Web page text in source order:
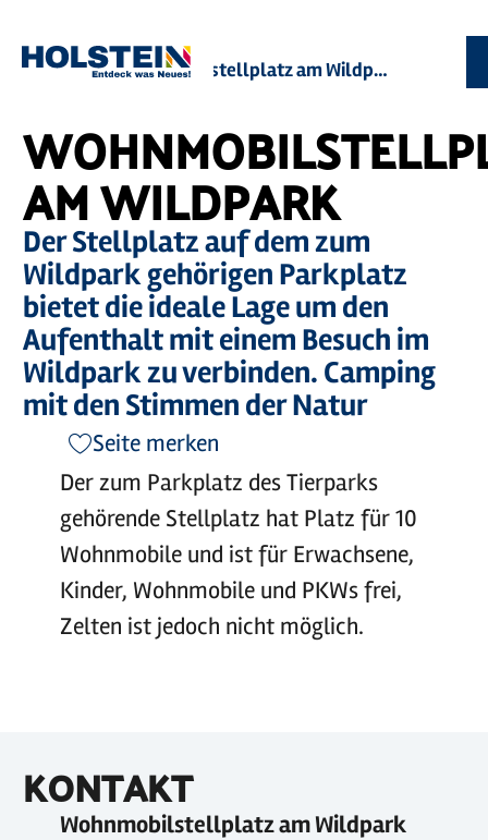
Hauptinhalt
Suche
Navigation
Footer
Sie
Startseite Wohnmobilstellplatz am Wildpark
AM WILDPARK
Der Stellplatz auf dem zum
Wildpark gehörigen Parkplatz
bietet die ideale Lage um den
Aufenthalt mit einem Besuch im
Wildpark zu verbinden. Camping
mit den Stimmen der Natur
Seite merken
Der zum Parkplatz des Tierparks
gehörende Stellplatz hat Platz für 10
Wohnmobile und ist für Erwachsene,
Kinder, Wohnmobile und PKWs frei,
Zelten ist jedoch nicht möglich.
KONTAKT
Wohnmobilstellplatz am Wildpark